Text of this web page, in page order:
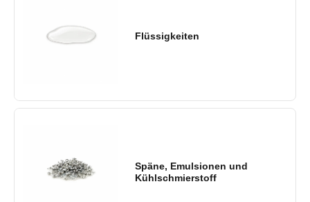
Flüssigkeiten
Späne, Emulsionen und
Kühlschmierstoff